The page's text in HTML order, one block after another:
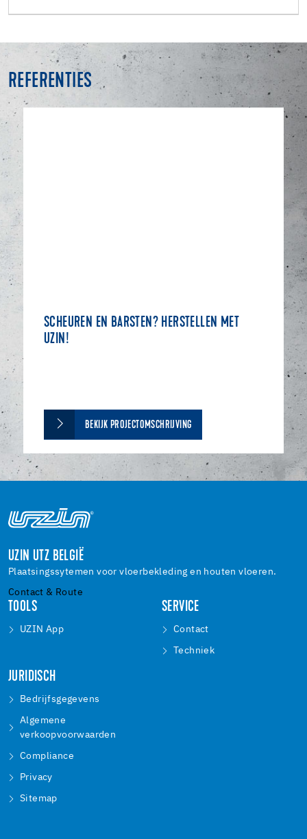
REFERENTIES
SCHEUREN EN BARSTEN? HERSTELLEN MET
UZIN!
BEKIJK PROJECTOMSCHRIJVING
UZIN UTZ BELGIË
Plaatsingssytemen voor vloerbekleding en houten vloeren.
Contact & Route
TOOLS
UZIN App
SERVICE
Contact
Techniek
JURIDISCH
Bedrijfsgegevens
Algemene
verkoopvoorwaarden
Compliance
Privacy
Sitemap